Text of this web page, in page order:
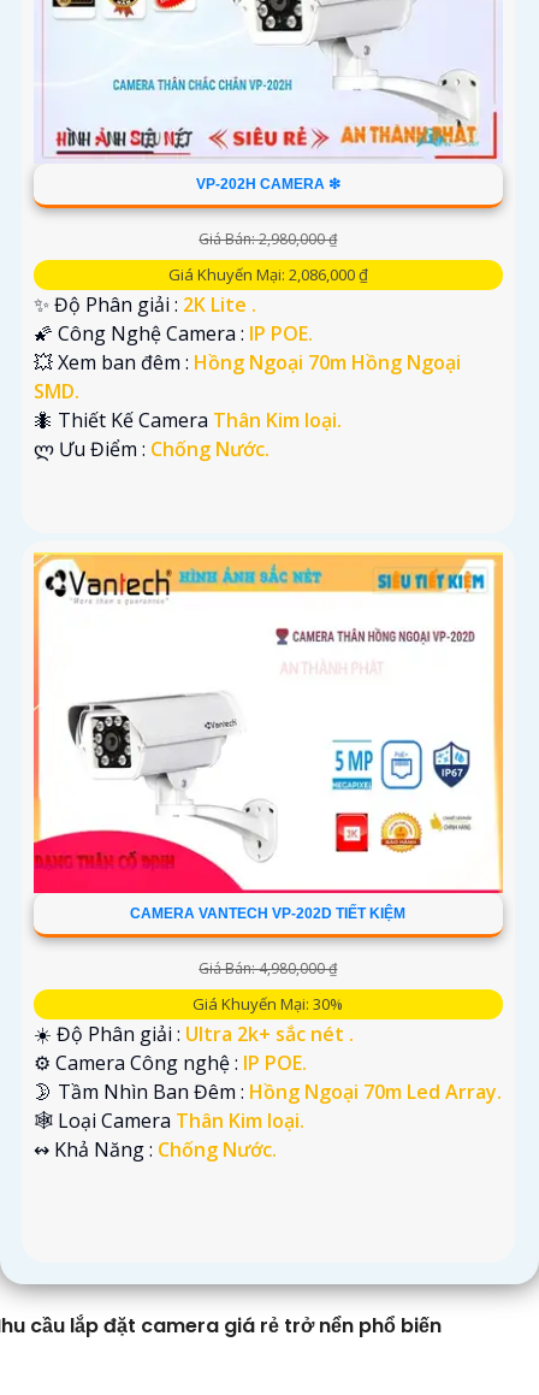
VP-202H CAMERA ❇
Giá Bán: 2,980,000 ₫
Giá Khuyến Mại: 2,086,000 ₫
✨ Độ Phân giải : 2K Lite .
🌠 Công Nghệ Camera : IP POE.
💥 Xem ban đêm : Hồng Ngoại 70m Hồng Ngoại
SMD.
🐜 Thiết Kế Camera Thân Kim loại.
️ლ Ưu Điểm : Chống Nước.
CAMERA VANTECH VP-202D TIẾT KIỆM
Giá Bán: 4,980,000 ₫
Giá Khuyến Mại: 30%
☀️ Độ Phân giải : Ultra 2k+ sắc nét .
⚙ Camera Công nghệ : IP POE.
🌛 Tầm Nhìn Ban Đêm : Hồng Ngoại 70m Led Array.
🕸️ Loại Camera Thân Kim loại.
️↭ Khả Năng : Chống Nước.
cầu lắp đặt camera giá rẻ trở nển phổ biến